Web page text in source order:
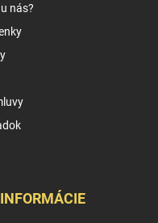
nás?